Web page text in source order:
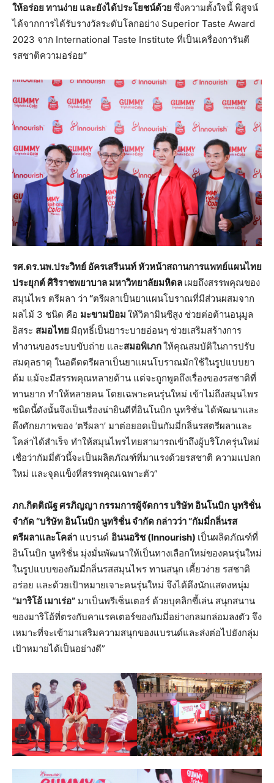
ให้อร่อย ทานง่าย และยังได้ประโยชน์ด้วยซึ่งความตั้งใจนี้ พิสูจน์
ได้จากการได้รับรางวัลระดับโลกอย่าง Superior Taste Award
2023 จาก International Taste Institute ที่เป็นเครื่องการันตี
รสชาติความอร่อย”
รศ.ดร.นพ.ประวิทย์ อัครเสรีนนท์ หัวหน้าสถานการแพทย์แผนไทย
ประยุกต์ ศิริราชพยาบาล มหาวิทยาลัยมหิดล เผยถึงสรรพคุณของ
สมุนไพร ตรีผลา ว่า “ตรีผลาเป็นยาแผนโบราณที่มีส่วนผสมจาก
ผลไม้ 3 ชนิด คือ มะขามป้อม ให้วิตามินซีสูง ช่วยต่อต้านอนุมูล
อิสระ สมอไทย มีฤทธิ์เป็นยาระบายอ่อนๆ ช่วยเสริมสร้างการ
ทำงานของระบบขับถ่าย และสมอพิเภกให้คุณสมบัติในการปรับ
สมดุลธาตุ ในอดีตตรีผลาเป็นยาแผนโบราณมักใช้ในรูปแบบยา
ต้ม แม้จะมีสรรพคุณหลายด้าน แต่จะถูกพูดถึงเรื่องของรสชาติที่
ทานยาก ทำให้หลายคน โดยเฉพาะคนรุ่นใหม่ เข้าไม่ถึงสมุนไพร
ชนิดนี้ดังนั้นจึงเป็นเรื่องน่ายินดีที่อินโนบิก นูทริชั่น ได้พัฒนาและ
ดึงศักยภาพของ ‘ตรีผลา’ มาต่อยอดเป็นกัมมี่กลิ่นรสตรีผลาและ
โคล่าได้สำเร็จ ทำให้สมุนไพรไทยสามารถเข้าถึงผู้บริโภครุ่นใหม่
เชื่อว่ากัมมี่ตัวนี้จะเป็นผลิตภัณฑ์ที่มาแรงด้วยรสชาติ ความแปลก
ใหม่ และจุดแข็งที่สรรพคุณเฉพาะตัว”
ภก.กิตติณัฐ ศรภิญญา กรรมการผู้จัดการ บริษัท อินโนบิก นูทริชั่น
จำกัด “บริษัท อินโนบิก นูทริชั่น จำกัด กล่าวว่า “กัมมี่กลิ่นรส
ตรีผลาและโคล่า แบรนด์ อินนอริช (Innourish) เป็นผลิตภัณฑ์ที่
อินโนบิก นูทริชั่น มุ่งมั่นพัฒนาให้เป็นทางเลือกใหม่ของคนรุ่นใหม่
ในรูปแบบของกัมมี่กลิ่นรสสมุนไพร ทานสนุก เคี้ยวง่าย รสชาติ
อร่อย และด้วยเป้าหมายเจาะคนรุ่นใหม่ จึงได้ดึงนักแสดงหนุ่ม
“มาริโอ้ เมาเร่อ” มาเป็นพรีเซ็นเตอร์ ด้วยบุคลิกขี้เล่น สนุกสนาน
ของมาริโอ้ที่ตรงกับคาแรคเตอร์ของกัมมี่อย่างกลมกล่อมลงตัว จึง
เหมาะที่จะเข้ามาเสริมความสนุกของแบรนด์และส่งต่อไปยังกลุ่ม
เป้าหมายได้เป็นอย่างดี”